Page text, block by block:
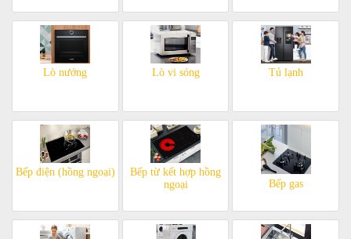
Lò nướng Lò vi sóng Tủ lạnh
Bếp điện (hồng ngoại)
Bếp từ kết hợp hồng
ngoại
Bếp gas